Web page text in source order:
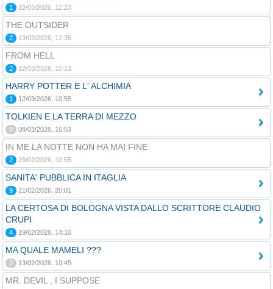
1 22/03/2026, 12:23
THE OUTSIDER
2 13/03/2026, 12:35
FROM HELL
2 12/03/2026, 15:13
HARRY POTTER E L' ALCHIMIA
1 12/03/2026, 10:55
TOLKIEN E LA TERRA DI MEZZO
0 08/03/2026, 16:53
IN ME LA NOTTE NON HA MAI FINE
2 26/02/2026, 10:55
SANITA' PUBBLICA IN ITAGLIA
9 21/02/2026, 20:01
LA CERTOSA DI BOLOGNA VISTA DALLO SCRITTORE CLAUDIO
CRUPI
4 19/02/2026, 14:10
MA QUALE MAMELI ???
0 13/02/2026, 10:45
MR. DEVIL , I SUPPOSE